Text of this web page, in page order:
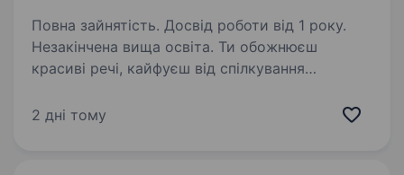
Повна зайнятість. Досвід роботи від 1 року.
Незакінчена вища освіта. Ти обожнюєш
красиві речі, кайфуєш від спілкування
блиск (буквально) — тоді ця вакансія саме
2 дні тому